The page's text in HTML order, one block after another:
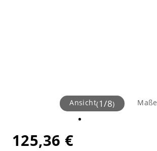
Ansicht(1/8) Maße
125,36 €